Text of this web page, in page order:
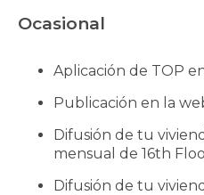
Ocasional
Aplicación de TOP
Publicación en la
Difusión de tu
mensual de 16th
Difusión de tu